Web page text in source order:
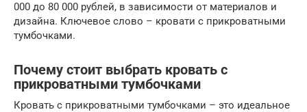
000 до 80 000 рублей, в зависимости от материалов и
дизайна. Ключевое слово – кровати с прикроватными
тумбочками.
Почему стоит выбрать кровать с
прикроватными тумбочками
Кровать с прикроватными тумбочками – это идеальное